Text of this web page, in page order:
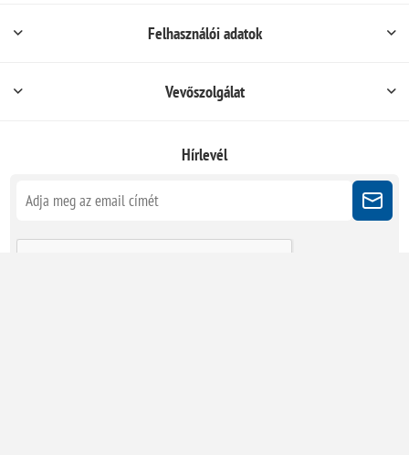
Felhasználói adatok
Vevőszolgálat
Hírlevél